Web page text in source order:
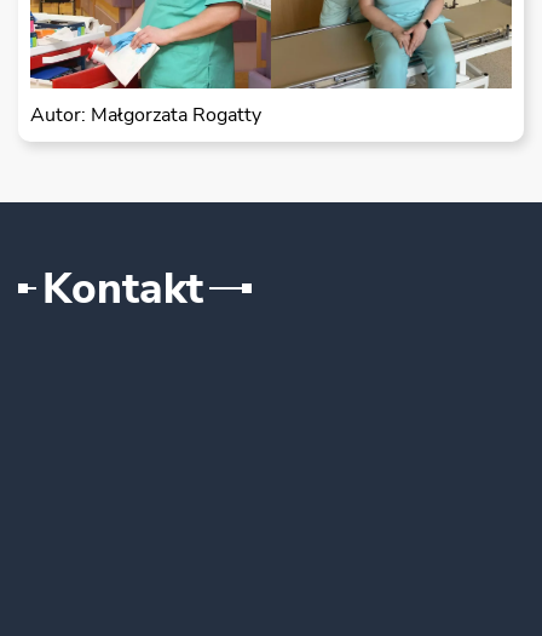
Autor: Małgorzata Rogatty
Kontakt